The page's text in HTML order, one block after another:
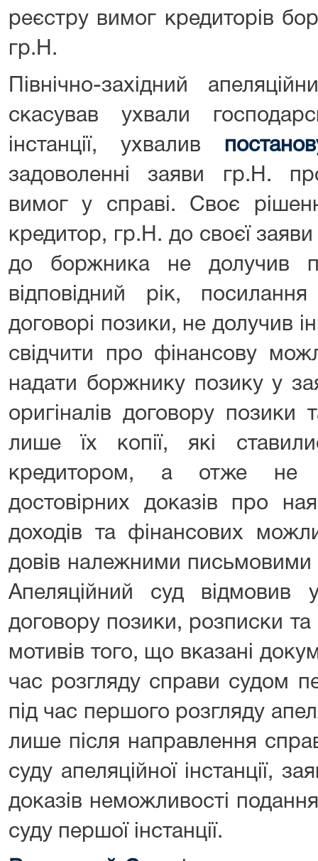
реєстру вимог кредиторів
гр.Н.
Північно-західний
скасував ухвали
інстанції, ухвалив
задоволенні заяви гр.Н.
вимог у справі. Своє
кредитор, гр.Н. до своєї
до боржника не долучив
відповідний рік,
договорі позики, не долучив
свідчити про фінансову
надати боржнику позику у
оригіналів договору позики
лише їх копії, які
кредитором, а отже не
достовірних доказів про
доходів та фінансових
довів належними
Апеляційний суд відмовив у
договору позики, розписки та
мотивів того, що вказані
час розгляду справи судом
під час першого розгляду
лише після направлення
суду апеляційної інстанції,
доказів неможливості
суду першої інстанції.